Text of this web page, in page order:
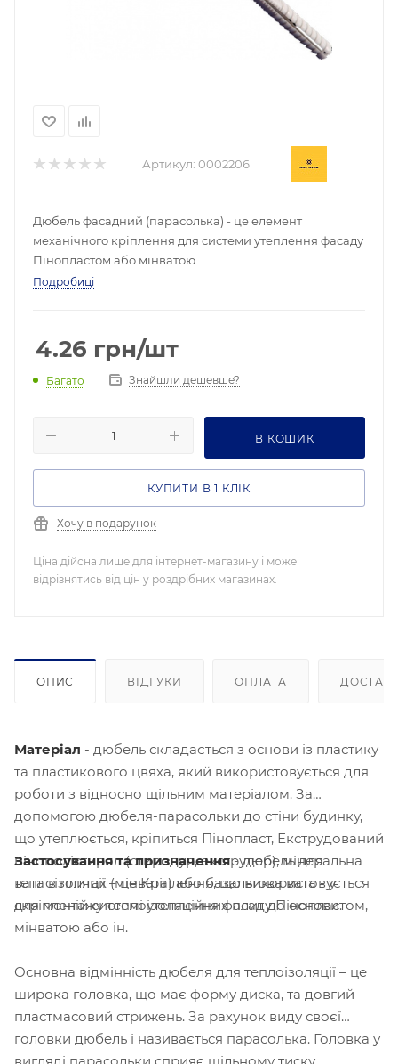
Артикул: 0002206
Дюбель фасадний (парасолька) - це елемент
механічного кріплення для системи утеплення фасаду
Пінопластом або мінватою.
Подробиці
4.26 грн/шт
Багато Знайшли дешевше?
В КОШИК
КУПИТИ В 1 КЛІК
Хочу в подарунок
Ціна дійсна лише для інтернет-магазину і може
відрізнятись від цін у роздрібних магазинах.
ОПИС ВІДГУКИ ОПЛАТА
Матеріал - дюбель складається з основи із пластику
та пластикового цвяха, який використовується для
роботи з відносно щільним матеріалом. За
допомогою дюбеля-парасольки до стіни будинку,
що утеплюється, кріпиться Пінопласт, Екструдований
пінополістирол (стиродур, екструдер), мінеральна
вата в плитах (мінвата) або базальтова вата - у
скріпленій системі утеплення фасаду Пінопластом,
мінватою або ін.
Застосування та призначення- дюбель для
теплоізоляції – це Кріплення, що використовується
для монтажу теплоізоляційних плит до основи.
Основна відмінність дюбеля для теплоізоляції – це
широка головка, що має форму диска, та довгий
пластмасовий стрижень. За рахунок виду своєї
головки дюбель і називається парасолька. Головка у